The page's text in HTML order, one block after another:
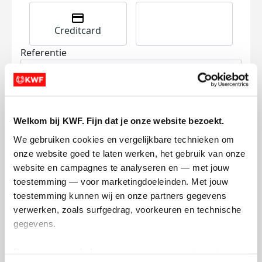
Welkom bij KWF. Fijn dat je onze website bezoekt.
We gebruiken cookies en vergelijkbare technieken om
onze website goed te laten werken, het gebruik van onze
website en campagnes te analyseren en — met jouw
toestemming — voor marketingdoeleinden. Met jouw
toestemming kunnen wij en onze partners gegevens
verwerken, zoals surfgedrag, voorkeuren en technische
gegevens.
Creditcard
Referentie
Ik wil bijdragen aan de transactiekosten
en betaal €0.75 extra.
Doneer nu